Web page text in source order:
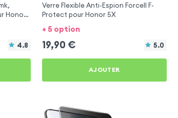
Honor
4.8
Verre Flexible Anti-Espion Forcell F-
Protect pour Honor 5X
+ 5 option
19,90 € 5.0
AJOUTER